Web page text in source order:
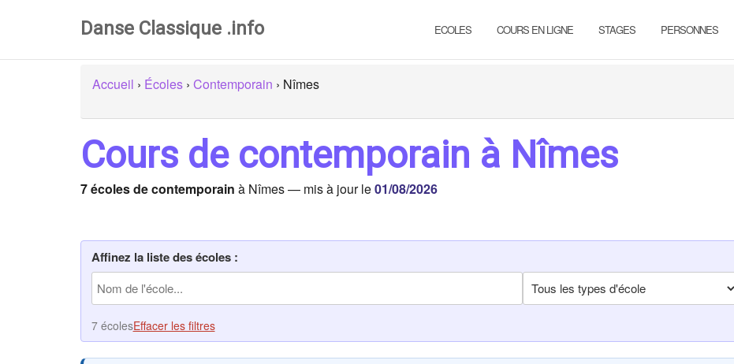
Danse Classique .info ECOLES COURS EN LIGNE STAGES PERSONNES
Accueil › Écoles › Contemporain › Nîmes
Cours de contemporain à Nîmes
7 écoles de contemporain à Nîmes — mis à jour le01/08/2026
Affinez la liste des écoles :
7 écolesEffacer les filtres